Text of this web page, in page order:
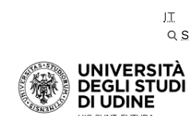
Passa al contenuto
IT